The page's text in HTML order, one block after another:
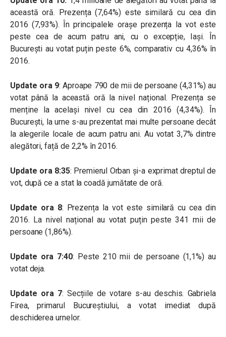
această oră. Prezența (7,64%) este similară cu cea din
2016 (7,93%). În principalele orașe prezența la vot este
peste cea de acum patru ani, cu o excepție, Iași. În
București au votat puțin peste 6%, comparativ cu 4,36% în
2016.
Update ora 9: Aproape 790 de mii de persoane (4,31%) au
votat până la această oră la nivel național. Prezența se
menține la același nivel cu cea din 2016 (4,34%). În
București, la urne s-au prezentat mai multe persoane decât
la alegerile locale de acum patru ani. Au votat 3,7% dintre
alegători, față de 2,2% în 2016.
Update ora 8:35: Premierul Orban și-a exprimat dreptul de
vot, după ce a stat la coadă jumătate de oră.
Update ora 8: Prezența la vot este similară cu cea din
2016. La nivel național au votat puțin peste 341 mii de
persoane (1,86%).
Update ora 7:40: Peste 210 mii de persoane (1,1%) au
votat deja.
Update ora 7: Secțiile de votare s-au deschis. Gabriela
Firea, primarul Bucureștiului, a votat imediat după
deschiderea urnelor.